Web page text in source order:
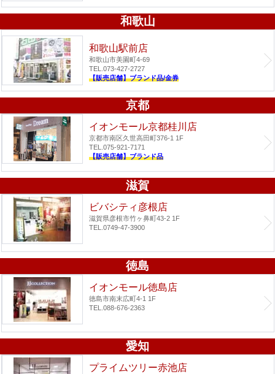
和歌山
和歌山駅前店
和歌山市美園町4-69
TEL.073-427-2727
【販売店舗】ブランド品/金券
京都
イオンモール京都桂川店
京都市南区久世高田町376-1 1F
TEL.075-921-7171
【販売店舗】ブランド品
滋賀
ビバシティ彦根店
滋賀県彦根市竹ヶ鼻町43-2 1F
TEL.0749-47-3900
徳島
イオンモール徳島店
徳島市南末広町4-1 1F
TEL.088-676-2363
愛知
プライムツリー赤池店